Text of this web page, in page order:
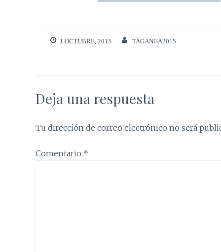
1 OCTUBRE, 2015 TAGANGA2015
Deja una respuesta
Tu dirección de correo electrónico no será
Comentario *